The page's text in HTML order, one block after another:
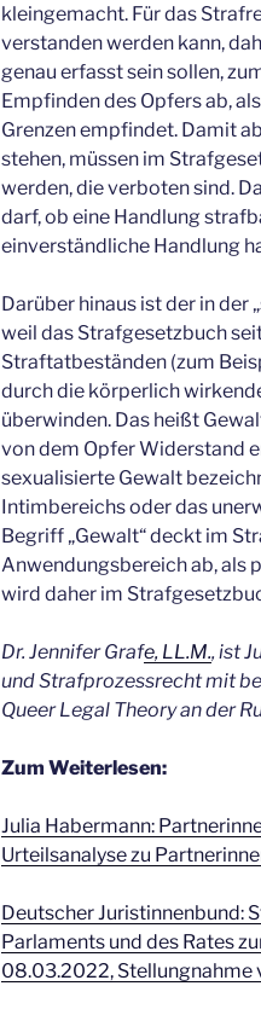
kleingemacht. Für das
verstanden werden kann,
genau erfasst sein sollen,
Empfinden des Opfers ab,
Grenzen empfindet. Damit
stehen, müssen im
werden, die verboten sind.
darf, ob eine Handlung
einverständliche Handlung
Darüber hinaus ist der in
weil das Strafgesetzbuch
Straftatbeständen (zum
durch die körperlich
überwinden. Das heißt
von dem Opfer Widerstand
sexualisierte Gewalt
Intimbereichs oder das
Begriff „Gewalt“ deckt im
Anwendungsbereich ab, als
wird daher im
Dr. Jennifer Grafe, LL.M., ist
und Strafprozessrecht mit
Queer Legal Theory an der
Zum Weiterlesen:
Julia Habermann:
Urteilsanalyse zu
Deutscher Juristinnenbund:
Parlaments und des Rates
08.03.2022, Stellungnahme